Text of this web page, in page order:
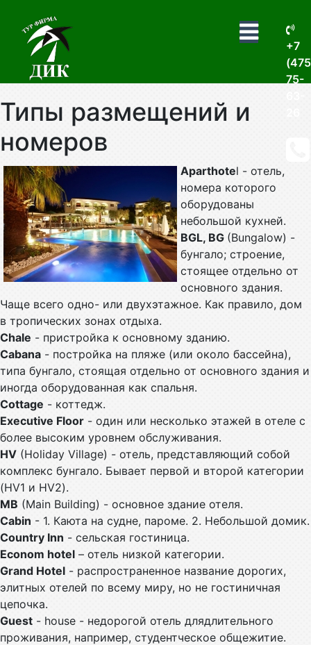
+7
75-
Типы размещений и
номеров
Aparthotel - отель,
номера которого
оборудованы
небольшой кухней.
BGL, BG (Bungalow) -
бунгало; строение,
стоящее отдельно от
основного здания.
Чаще всего одно- или двухэтажное. Как правило, дом
в тропических зонах отдыха.
Chale - пристройка к основному зданию.
Cabana - постройка на пляже (или около бассейна),
типа бунгало, стоящая отдельно от основного здания и
иногда оборудованная как спальня.
Cottage - коттедж.
Executive Floor - один или несколько этажей в отеле с
более высоким уровнем обслуживания.
HV (Holiday Village) - отель, представляющий собой
комплекс бунгало. Бывает первой и второй категории
(HV1 и HV2).
MB (Main Building) - основное здание отеля.
Cabin - 1. Каюта на судне, пароме. 2. Небольшой домик.
Country Inn - сельская гостиница.
Econom hotel – отель низкой категории.
Grand Hotel - распространенное название дорогих,
элитных отелей по всему миру, но не гостиничная
цепочка.
Guest - house - недорогой отель длядлительного
проживания, например, студентческое общежитие.